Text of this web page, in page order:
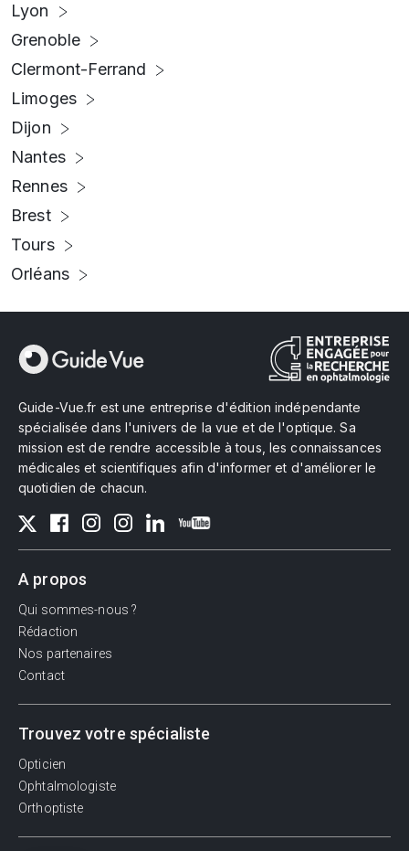
Lyon
Grenoble
Clermont-Ferrand
Limoges
Dijon
Nantes
Rennes
Brest
Tours
Orléans
Guide-Vue.fr est une entreprise d'édition indépendante
spécialisée dans l'univers de la vue et de l'optique. Sa
mission est de rendre accessible à tous, les connaissances
médicales et scientifiques afin d'informer et d'améliorer le
quotidien de chacun.
A propos
Qui sommes-nous ?
Rédaction
Nos partenaires
Contact
Trouvez votre spécialiste
Opticien
Ophtalmologiste
Orthoptiste